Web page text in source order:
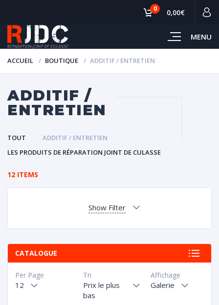
MENU
0 0,00€
ACCUEIL BOUTIQUE ADDITIF / ENTRETIEN
ADDITIF /
ENTRETIEN
TOUT
ADDITIF / ENTRETIEN
LES PRODUITS DE RÉPARATION JOINT DE CULASSE
12 ITEMS
Show Filter
CATALOGUE
Affichage
Galerie
Tri
Prix le plus
bas
Per Page
12